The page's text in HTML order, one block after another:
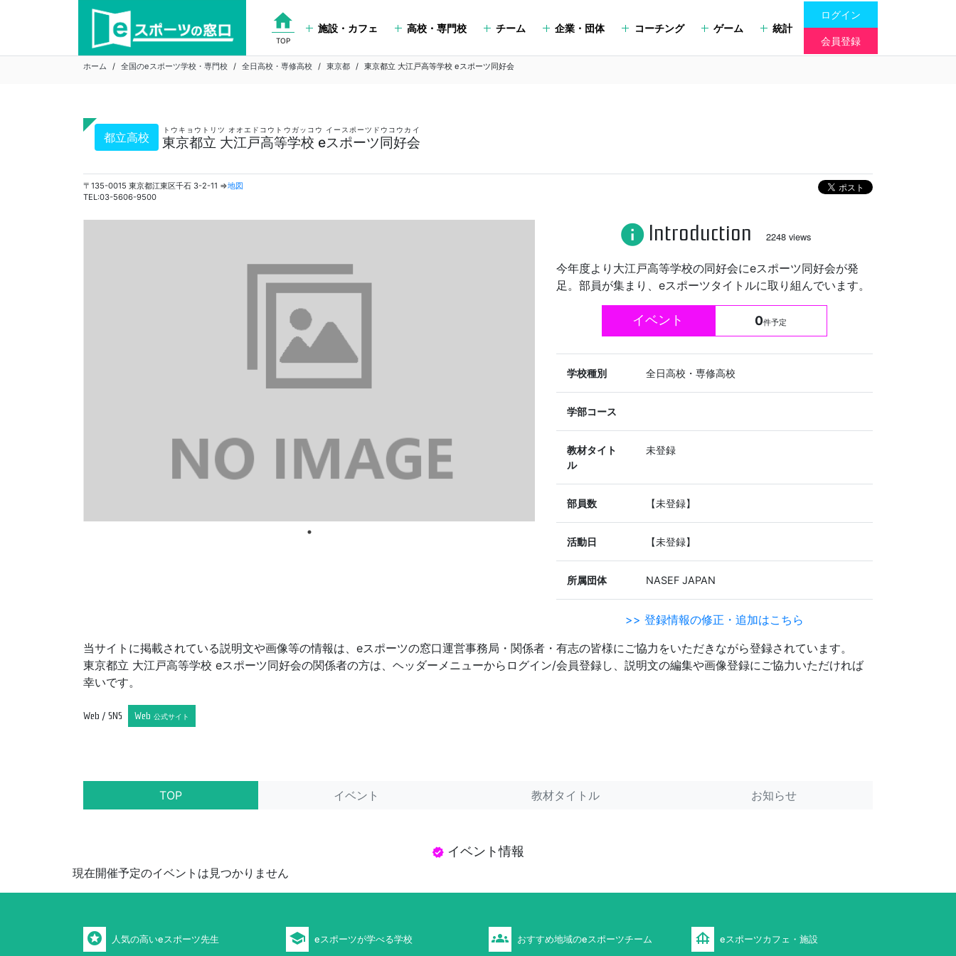
home
TOP
施設・カフェ 高校・専門校 チーム 企業・団体 コーチング ゲーム 統計
ログイン
会員登録
ホーム 全国のeスポーツ学校・専門校 全日高校・専修高校 東京都 東京都立 大江戸高等学校 eスポーツ同好会
都立高校 東京都立 大江戸高等学校 eスポーツ同好会
トウキョウトリツ オオエドコウトウガッコウ イースポーツドウコウカイ
〒135-0015 東京都江東区千石 3-2-11 ⇒地図
TEL:03-5606-9500
info Introduction 2248 views
今年度より大江戸高等学校の同好会にeスポーツ同好会が発
足。部員が集まり、eスポーツタイトルに取り組んでいます。
イベント 0件予定
学校種別 全日高校・専修高校
学部コース
教材タイト
ル
未登録
部員数 【未登録】
活動日 【未登録】
所属団体 NASEF JAPAN
>> 登録情報の修正・追加はこちら
当サイトに掲載されている説明文や画像等の情報は、eスポーツの窓口運営事務局・関係者・有志の皆様にご協力をいただきながら登録されています。
東京都立 大江戸高等学校 eスポーツ同好会の関係者の方は、ヘッダーメニューからログイン/会員登録し、説明文の編集や画像登録にご協力いただければ
幸いです。
Web / SNS Web 公式サイト
TOP イベント 教材タイトル お知らせ
verified イベント情報
現在開催予定のイベントは見つかりません
stars 人気の高いeスポーツ先生 school eスポーツが学べる学校 groups おすすめ地域のeスポーツチーム foundation eスポーツカフェ・施設